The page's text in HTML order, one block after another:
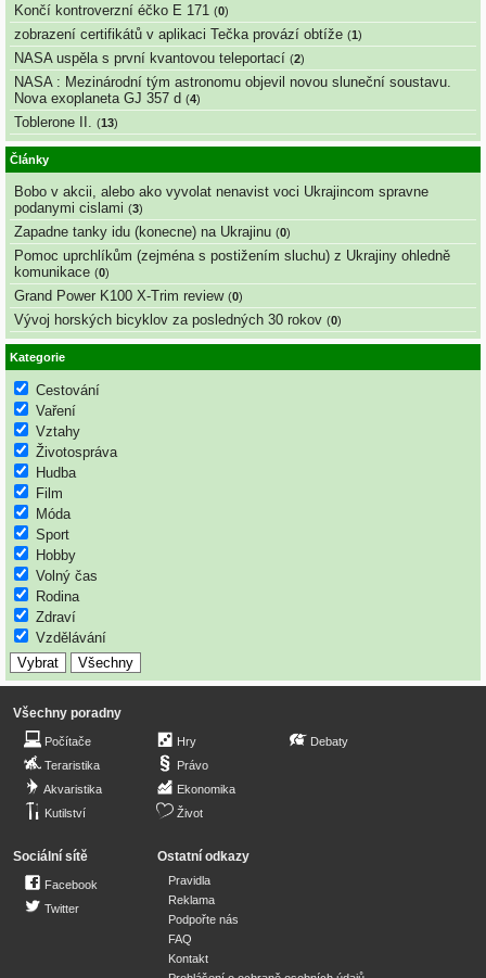
Končí kontroverzní éčko E 171 (0)
zobrazení certifikátů v aplikaci Tečka provází obtíže (1)
NASA uspěla s první kvantovou teleportací (2)
NASA : Mezinárodní tým astronomu objevil novou sluneční soustavu.
Nova exoplaneta GJ 357 d (4)
Toblerone II. (13)
Články
Bobo v akcii, alebo ako vyvolat nenavist voci Ukrajincom spravne
podanymi cislami (3)
Zapadne tanky idu (konecne) na Ukrajinu (0)
Pomoc uprchlíkům (zejména s postižením sluchu) z Ukrajiny ohledně
komunikace (0)
Grand Power K100 X-Trim review (0)
Vývoj horských bicyklov za posledných 30 rokov (0)
Kategorie
Cestování
Vaření
Vztahy
Životospráva
Hudba
Film
Móda
Sport
Hobby
Volný čas
Rodina
Zdraví
Vzdělávání
Všechny poradny
Počítače
Teraristika
Akvaristika
Kutilství
Hry
Právo
Ekonomika
Život
Debaty
Sociální sítě
Facebook
Twitter
Ostatní odkazy
Pravidla
Reklama
Podpořte nás
FAQ
Kontakt